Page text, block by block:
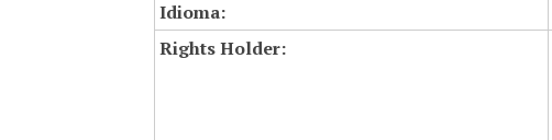
Idioma:
Rights Holder: